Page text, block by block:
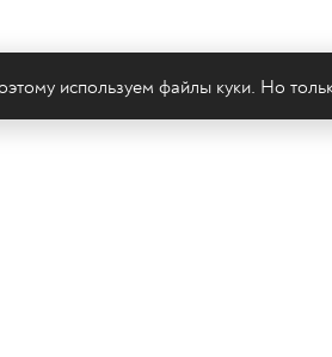
используем файлы куки. Но